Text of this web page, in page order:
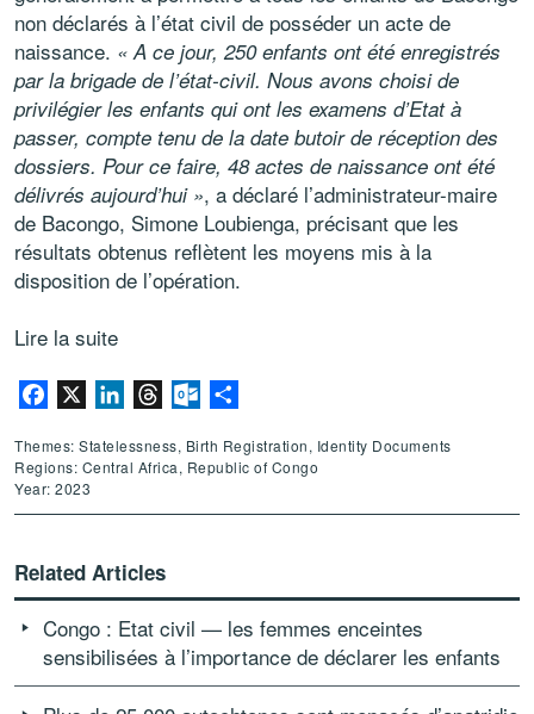
non déclarés à l’état civil de posséder un acte de
naissance. « A ce jour, 250 enfants ont été enregistrés
par la brigade de l’état-civil. Nous avons choisi de
privilégier les enfants qui ont les examens d’Etat à
passer, compte tenu de la date butoir de réception des
dossiers. Pour ce faire, 48 actes de naissance ont été
délivrés aujourd’hui », a déclaré l’administrateur-maire
de Bacongo, Simone Loubienga, précisant que les
résultats obtenus reflètent les moyens mis à la
disposition de l’opération.
Lire la suite
Facebook LinkedInThreadsOutlook.com
Themes: Statelessness, Birth Registration, Identity Documents
Regions: Central Africa, Republic of Congo
Year: 2023
Related Articles
Congo : Etat civil — les femmes enceintes
sensibilisées à l’importance de déclarer les enfants